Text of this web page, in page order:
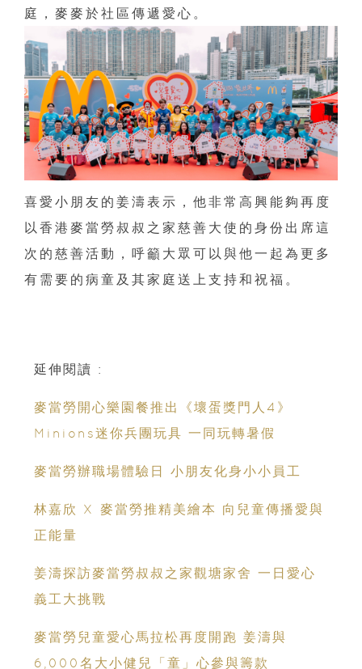
庭，麥麥於社區傳遞愛心。
喜愛小朋友的姜濤表示，他非常高興能夠再度
以香港麥當勞叔叔之家慈善大使的身份出席這
次的慈善活動，呼籲大眾可以與他一起為更多
有需要的病童及其家庭送上支持和祝福。
延伸閱讀 :
麥當勞開心樂園餐推出《壞蛋獎門人4》
Minions迷你兵團玩具 一同玩轉暑假
麥當勞辦職場體驗日 小朋友化身小小員工
林嘉欣 X 麥當勞推精美繪本 向兒童傳播愛與
正能量
姜濤探訪麥當勞叔叔之家觀塘家舍 一日愛心
義工大挑戰
麥當勞兒童愛心馬拉松再度開跑 姜濤與
6,000名大小健兒「童」心參與籌款